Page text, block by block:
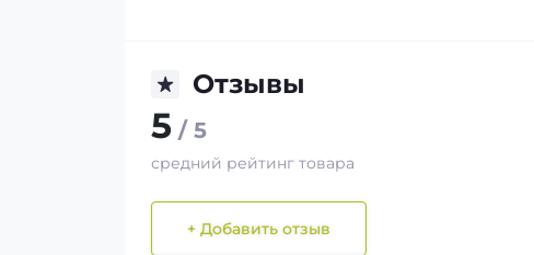
Отзывы
5 / 5
средний рейтинг товара
+ Добавить отзыв